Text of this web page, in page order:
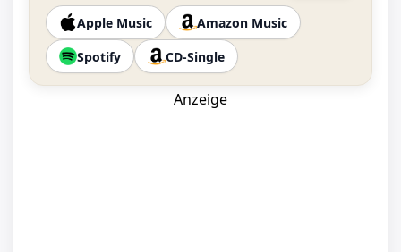
Apple Music
Amazon Music
Spotify
CD-Single
Anzeige